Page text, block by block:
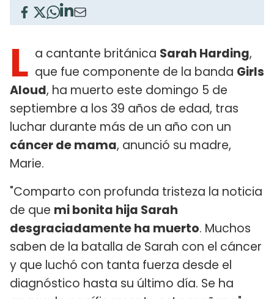
L a cantante británica Sarah Harding,
que fue componente de la banda Girls
Aloud, ha muerto este domingo 5 de
septiembre a los 39 años de edad, tras
luchar durante más de un año con un
cáncer de mama, anunció su madre,
Marie.
"Comparto con profunda tristeza la noticia
de que mi bonita hija Sarah
desgraciadamente ha muerto. Muchos
saben de la batalla de Sarah con el cáncer
y que luchó con tanta fuerza desde el
diagnóstico hasta su último día. Se ha